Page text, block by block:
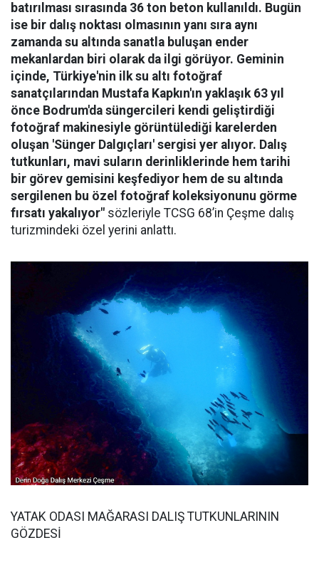
batırılması sırasında 36 ton beton kullanıldı. Bugün
ise bir dalış noktası olmasının yanı sıra aynı
zamanda su altında sanatla buluşan ender
mekanlardan biri olarak da ilgi görüyor. Geminin
içinde, Türkiye'nin ilk su altı fotoğraf
sanatçılarından Mustafa Kapkın'ın yaklaşık 63 yıl
önce Bodrum'da süngercileri kendi geliştirdiği
fotoğraf makinesiyle görüntülediği karelerden
oluşan 'Sünger Dalgıçları' sergisi yer alıyor. Dalış
tutkunları, mavi suların derinliklerinde hem tarihi
bir görev gemisini keşfediyor hem de su altında
sergilenen bu özel fotoğraf koleksiyonunu görme
fırsatı yakalıyor" sözleriyle TCSG 68’in Çeşme dalış
turizmindeki özel yerini anlattı.
YATAK ODASI MAĞARASI DALIŞ TUTKUNLARININ
GÖZDESİ